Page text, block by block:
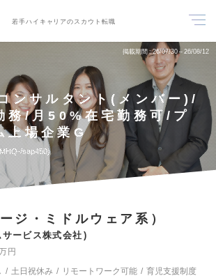
若手ハイキャリアのスカウト転職
掲載期間 26/07/30～26/08/12
ンサルタント(メンバー)/
務/月50%在宅勤務可/プ
上場企業G
sap450
ジ・ミドルウェア系）
ービス株式会社
円
土日祝休み リモートワーク可能 育児支援制度